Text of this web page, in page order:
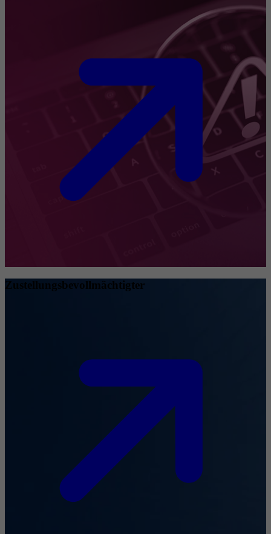
Zustellungsbevollmächtigter